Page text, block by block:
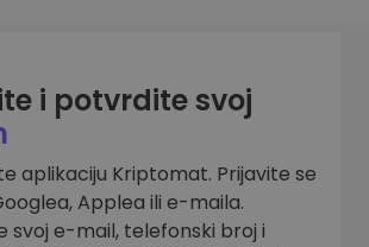
i potvrdite svoj
aplikaciju Kriptomat. Prijavite se
Applea ili e-maila.
svoj e-mail, telefonski broj i